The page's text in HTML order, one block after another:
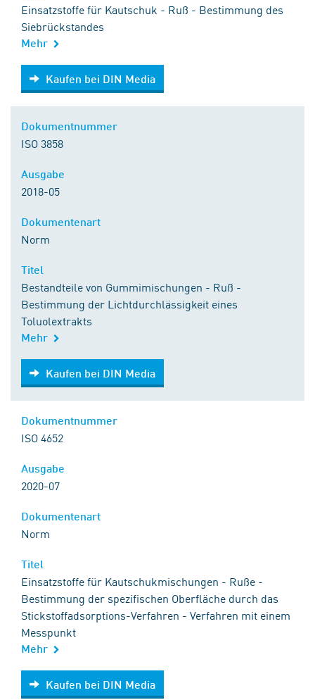
Einsatzstoffe für Kautschuk - Ruß - Bestimmung des
Siebrückstandes
Mehr
Kaufen bei DIN Media
Kaufen bei DIN Media
ISO 3858
2018-05
Norm
Bestandteile von Gummimischungen - Ruß -
Bestimmung der Lichtdurchlässigkeit eines
Toluolextrakts
Mehr
Kaufen bei DIN Media
Kaufen bei DIN Media
ISO 4652
2020-07
Norm
Einsatzstoffe für Kautschukmischungen - Ruße -
Bestimmung der spezifischen Oberfläche durch das
Stickstoffadsorptions-Verfahren - Verfahren mit einem
Messpunkt
Mehr
Kaufen bei DIN Media
Kaufen bei DIN Media